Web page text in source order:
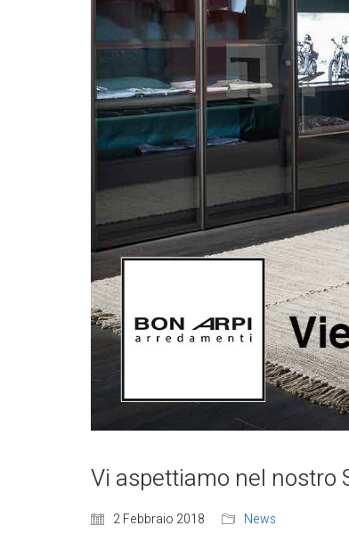
Vi aspettiamo nel nostro
2 Febbraio 2018 News